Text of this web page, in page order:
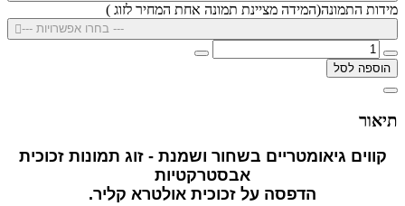
מידות התמונה(המידה מציינת תמונה אחת המחיר לזוג )
--- בחרו אפשרויות ---
הוספה לסל
תיאור
קווים גיאומטריים בשחור ושמנת - זוג תמונות זכוכית
אבסטרקטיות
הדפסה על זכוכית אולטרא קליר.